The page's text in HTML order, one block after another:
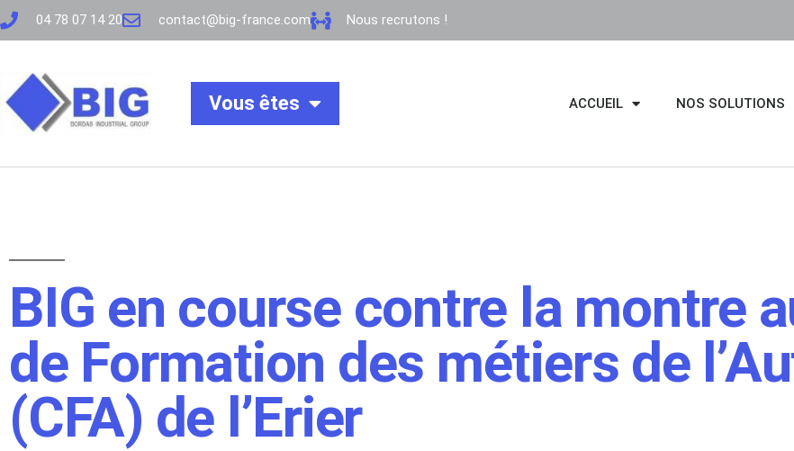
04 78 07 14 20 contact@big-france.com Nous recrutons !
Vous êtes ACCUEIL NOS SOLUTIONS
BIG en course contre la montre
de Formation des métiers de
(CFA) de l’Erier